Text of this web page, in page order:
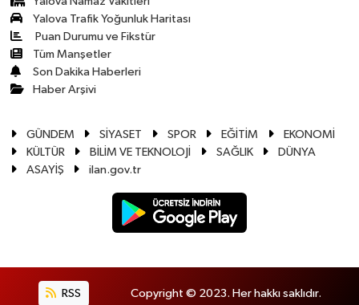
Yalova Trafik Yoğunluk Haritası
Puan Durumu ve Fikstür
Tüm Manşetler
Son Dakika Haberleri
Haber Arşivi
GÜNDEM SİYASET SPOR EĞİTİM
EKONOMİ
KÜLTÜR
BİLİM VE TEKNOLOJİ SAĞLIK
DÜNYA
ASAYİŞ
ilan.gov.tr
RSS Copyright © 2023. Her hakkı saklıdır.